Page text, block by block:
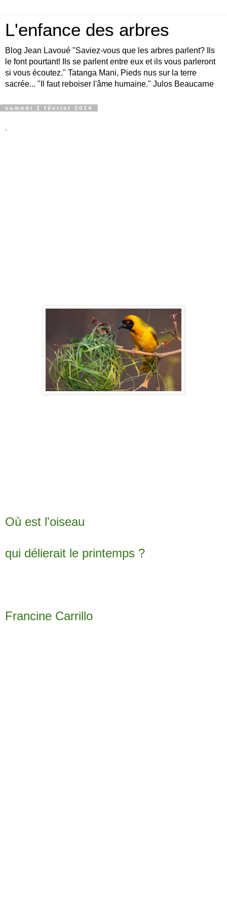
L'enfance des arbres
Blog Jean Lavoué "Saviez-vous que les arbres parlent? Ils
le font pourtant! Ils se parlent entre eux et ils vous parleront
si vous écoutez." Tatanga Mani, Pieds nus sur la terre
sacrée... "Il faut reboiser l'âme humaine." Julos Beaucarne
samedi 1 février 2014
.
Où est l'oiseau
qui délierait le printemps ?
Francine Carrillo